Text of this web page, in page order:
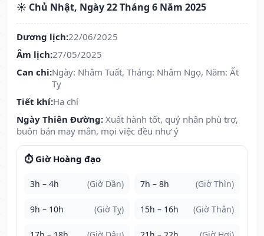
☀️ Chủ Nhật, Ngày 22 Tháng 6 Năm 2025
Dương lịch:22/06/2025
Âm lịch:27/05/2025
Can chi:Ngày: Nhâm Tuất, Tháng: Nhâm Ngọ, Năm: Ất
Tỵ
Tiết khí:Hạ chí
Ngày Thiên Đường: Xuất hành tốt, quý nhân phù trợ,
buôn bán may mắn, mọi việc đều như ý
⏱️ Giờ Hoàng đạo
3h – 4h (Giờ Dần) 7h – 8h (Giờ Thìn)
9h – 10h (Giờ Tỵ) 15h – 16h (Giờ Thân)